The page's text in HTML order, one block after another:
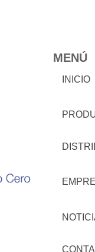
MENÚ
INICIO